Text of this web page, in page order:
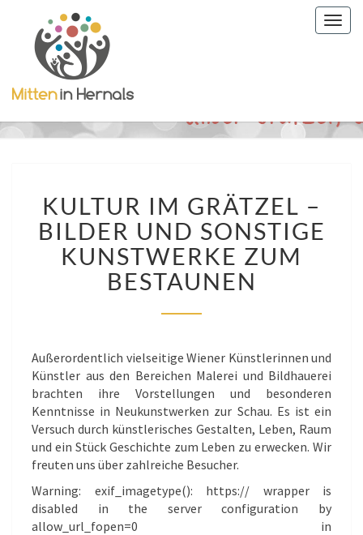
IM
GRÄTZEL
–
BILDER
UND
SONSTIGE
KUNSTWERKE
KULTUR IM GRÄTZEL –
BILDER UND SONSTIGE
KUNSTWERKE ZUM
BESTAUNEN
Außerordentlich vielseitige Wiener Künstlerinnen und
Künstler aus den Bereichen Malerei und Bildhauerei
brachten ihre Vorstellungen und besonderen
Kenntnisse in Neukunstwerken zur Schau. Es ist ein
Versuch durch künstlerisches Gestalten, Leben, Raum
und ein Stück Geschichte zum Leben zu erwecken. Wir
freuten uns über zahlreiche Besucher.
Warning: exif_imagetype(): https:// wrapper is
disabled in the server configuration by
allow_url_fopen=0 in